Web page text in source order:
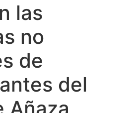
las
no
de
del